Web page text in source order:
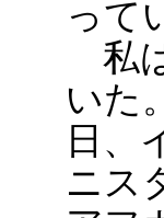
って
私
いた
日、
ニス